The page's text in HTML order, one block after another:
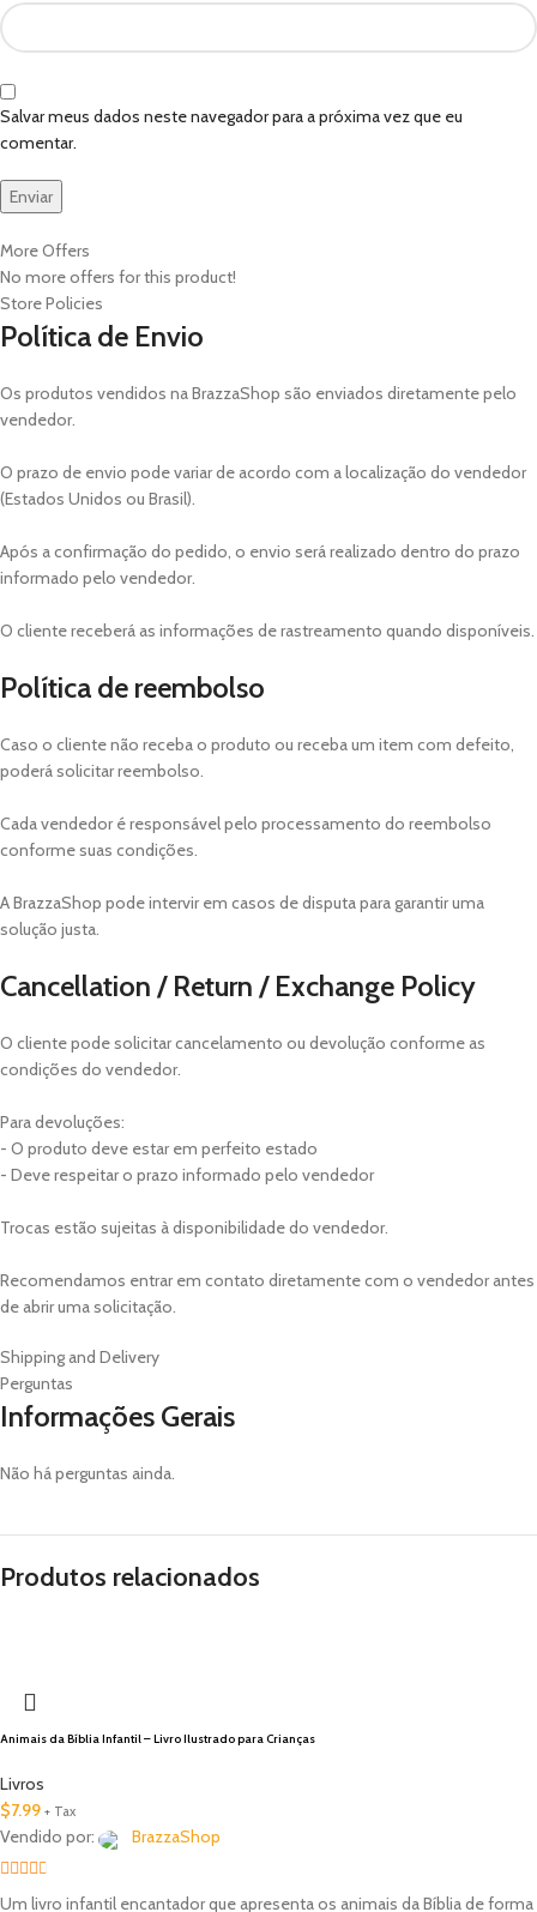
Salvar meus dados neste navegador para a próxima vez que eu
comentar.
More Offers
No more offers for this product!
Store Policies
Política de Envio
Os produtos vendidos na BrazzaShop são enviados diretamente pelo
vendedor.
O prazo de envio pode variar de acordo com a localização do vendedor
(Estados Unidos ou Brasil).
Após a confirmação do pedido, o envio será realizado dentro do prazo
informado pelo vendedor.
O cliente receberá as informações de rastreamento quando disponíveis.
Política de reembolso
Caso o cliente não receba o produto ou receba um item com defeito,
poderá solicitar reembolso.
Cada vendedor é responsável pelo processamento do reembolso
conforme suas condições.
A BrazzaShop pode intervir em casos de disputa para garantir uma
solução justa.
Cancellation / Return / Exchange Policy
O cliente pode solicitar cancelamento ou devolução conforme as
condições do vendedor.
Para devoluções:
- O produto deve estar em perfeito estado
- Deve respeitar o prazo informado pelo vendedor
Trocas estão sujeitas à disponibilidade do vendedor.
Recomendamos entrar em contato diretamente com o vendedor antes
de abrir uma solicitação.
Shipping and Delivery
Perguntas
Informações Gerais
Não há perguntas ainda.
Produtos relacionados
Animais da Bíblia Infantil – Livro Ilustrado para Crianças
Livros
$7.99 + Tax
Vendido por: BrazzaShop
2.33
Um livro infantil encantador que apresenta os animais da Bíblia de forma